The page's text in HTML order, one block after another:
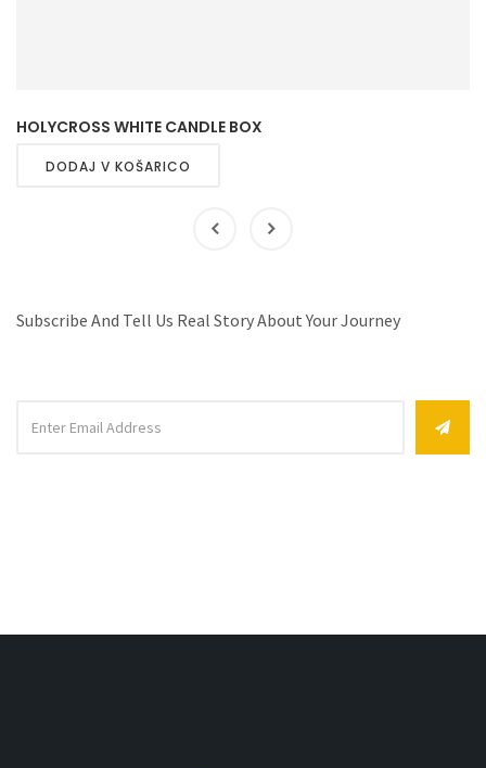
HOLYCROSS WHITE CANDLE BOX
DODAJ V KOŠARICO
Subscribe And Tell Us Real Story About Your Journey